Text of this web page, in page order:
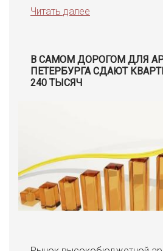
Читать далее
В САМОМ ДОРОГОМ ДЛЯ
ПЕТЕРБУРГА СДАЮТ
240 ТЫСЯЧ